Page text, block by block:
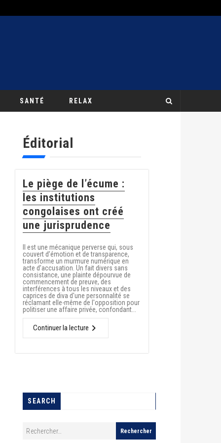
SANTÉ RELAX
Éditorial
Le piège de l’écume :
les institutions
congolaises ont créé
une jurisprudence
Il est une mécanique perverse qui, sous
couvert d’émotion et de transparence,
transforme un murmure numérique en
acte d’accusation. Un fait divers sans
consistance, une plainte dépourvue de
commencement de preuve, des
interférences à tous les niveaux et des
caprices de diva d'une personnalité se
réclamant elle-même de l'opposition pour
politiser une affaire privée, confondant...
Continuer la lecture
SEARCH